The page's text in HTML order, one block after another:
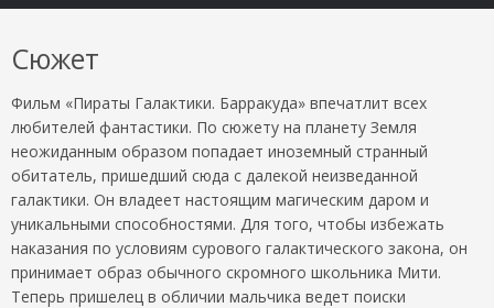
Сюжет
Фильм «Пираты Галактики. Барракуда» впечатлит всех
любителей фантастики. По сюжету на планету Земля
неожиданным образом попадает иноземный странный
обитатель, пришедший сюда с далекой неизведанной
галактики. Он владеет настоящим магическим даром и
уникальными способностями. Для того, чтобы избежать
наказания по условиям сурового галактического закона, он
принимает образ обычного скромного школьника Мити.
Теперь пришелец в обличии мальчика ведет поиски